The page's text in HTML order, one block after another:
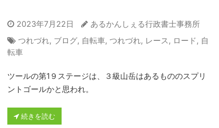
2023年7月22日
あるかんしぇる行政書士事務所
つれづれ, ブログ, 自転車, つれづれ, レース , ロード , 自
転車
ツールの第1９ステージは、３級山岳はあるもののスプリ
ントゴールかと思われ。
続きを読む